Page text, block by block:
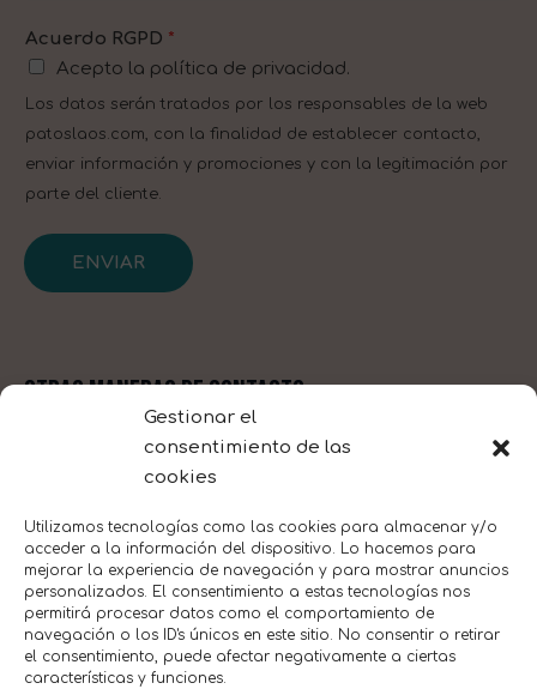
Gestionar el
consentimiento de las
cookies
Utilizamos tecnologías como las cookies para almacenar y/o
acceder a la información del dispositivo. Lo hacemos para
mejorar la experiencia de navegación y para mostrar anuncios
personalizados. El consentimiento a estas tecnologías nos
permitirá procesar datos como el comportamiento de
navegación o los ID's únicos en este sitio. No consentir o retirar
el consentimiento, puede afectar negativamente a ciertas
características y funciones.
Acuerdo RGPD *
Acepto la política de privacidad.
Los datos serán tratados por los responsables de la web
patoslaos.com, con la finalidad de establecer contacto,
enviar información y promociones y con la legitimación por
parte del cliente.
ENVIAR
OTRAS MANERAS DE CONTACTO
hello@patoslaos.com
n
t
a
g
r
a
a
c
e
b
o
o
k
-
f
i
k
t
o
k